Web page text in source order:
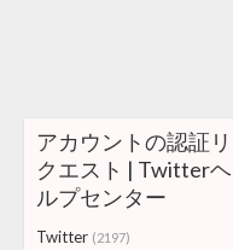
アカウントの認証リ
クエスト | Twitterヘ
ルプセンター
Twitter (2197)